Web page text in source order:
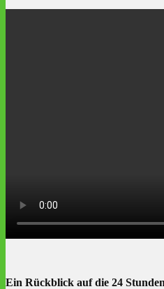
Ein Rückblick auf die 24